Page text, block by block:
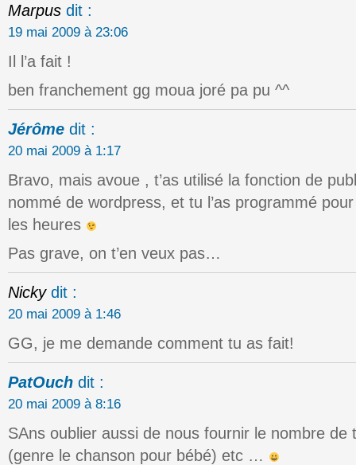
Marpus dit :
19 mai 2009 à 23:06
Il l’a fait !
ben franchement gg moua joré pa pu ^^
Jérôme dit :
20 mai 2009 à 1:17
Bravo, mais avoue , t’as utilisé la fonction de
nommé de wordpress, et tu l’as programmé
les heures
Pas grave, on t’en veux pas…
Nicky dit :
20 mai 2009 à 1:46
GG, je me demande comment tu as fait!
PatOuch dit :
20 mai 2009 à 8:16
SAns oublier aussi de nous fournir le nombre de
(genre le chanson pour bébé) etc …